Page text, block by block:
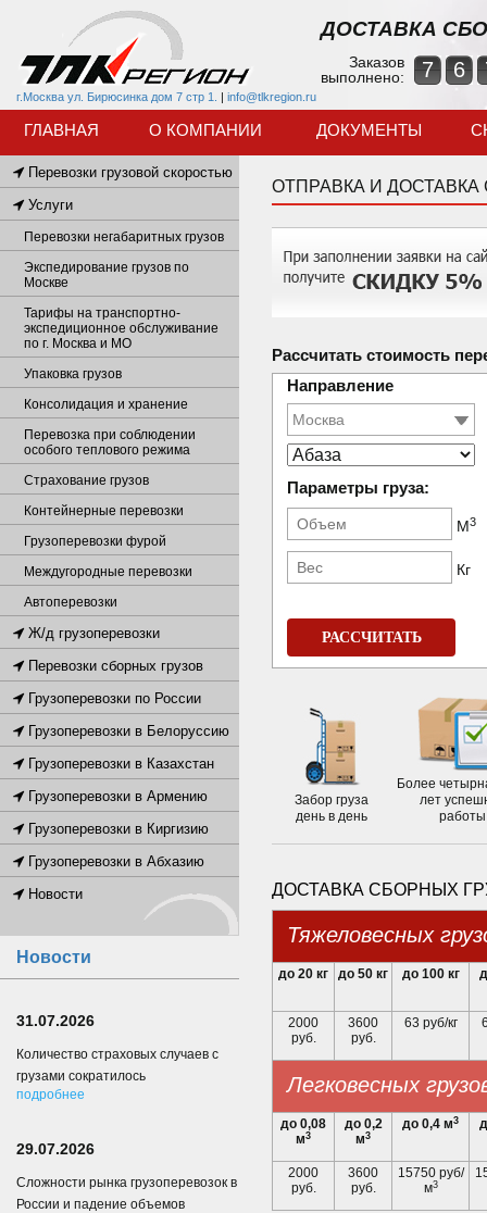
г.Москва ул. Бирюсинка дом 7 стр 1. | info@tlkregion.ru
ДОСТАВКА
Заказов
выполнено:
7 6
ГЛАВНАЯ О КОМПАНИИ ДОКУМЕНТЫ
ОТПРАВКА И
Рассчитать стоимость
Направление
Параметры груза:
М3
Кг
РАССЧИТАТЬ
Забор груза
день в день
Более
лет
работы
ДОСТАВКА СБОРНЫХ
Тяжеловесных
до 20 кг до 50 кг до 100 кг
2000
руб.
3600
руб.
63 руб/кг
Легковесных
до 0,08
м3
до 0,2
м3
до 0,4 м3
2000
руб.
3600
руб.
15750 руб/
м3
Перевозки грузовой скоростью
Услуги
Перевозки негабаритных грузов
Экспедирование грузов по
Москве
Тарифы на транспортно-
экспедиционное обслуживание
по г. Москва и МО
Упаковка грузов
Консолидация и хранение
Перевозка при соблюдении
особого теплового режима
Страхование грузов
Контейнерные перевозки
Грузоперевозки фурой
Междугородные перевозки
Автоперевозки
Ж/д грузоперевозки
Перевозки сборных грузов
Грузоперевозки по России
Грузоперевозки в Белоруссию
Грузоперевозки в Казахстан
Грузоперевозки в Армению
Грузоперевозки в Киргизию
Грузоперевозки в Абхазию
Новости
Новости
31.07.2026
Количество страховых случаев с
грузами сократилось
подробнее
29.07.2026
Сложности рынка грузоперевозок в
России и падение объемов